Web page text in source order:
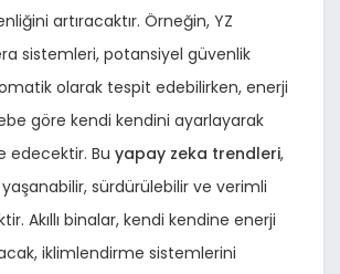
artıracaktır. Örneğin, YZ
sistemleri, potansiyel güvenlik
olarak tespit edebilirken, enerji
göre kendi kendini ayarlayarak
edecektir. Bu yapay zeka trendleri,
sürdürülebilir ve verimli
Akıllı binalar, kendi kendine enerji
iklimlendirme sistemlerini